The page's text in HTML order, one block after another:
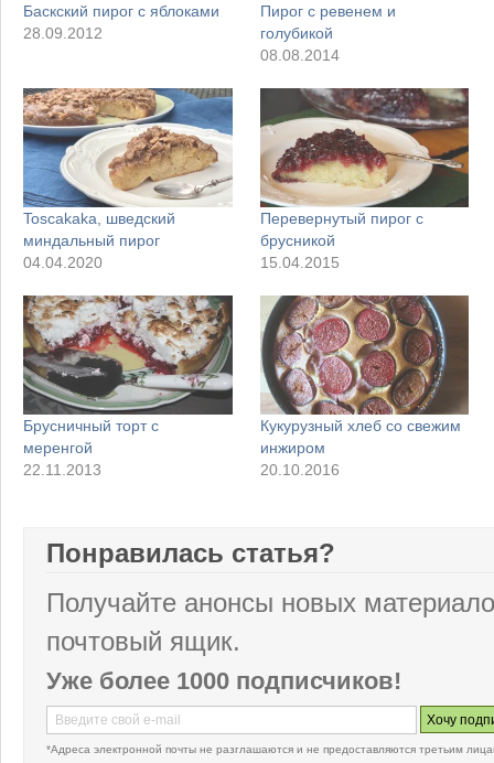
Баскский пирог с яблоками
28.09.2012
Пирог с ревенем и
голубикой
08.08.2014
Toscakaka, шведский
миндальный пирог
04.04.2020
Перевернутый пирог с
брусникой
15.04.2015
Брусничный торт с
меренгой
22.11.2013
Кукурузный хлеб со свежим
инжиром
20.10.2016
Понравилась статья?
Получайте анонсы новых
почтовый ящик.
Уже более 1000 подписчиков!
*Адреса электронной почты не разглашаются и не предоставляются третьим